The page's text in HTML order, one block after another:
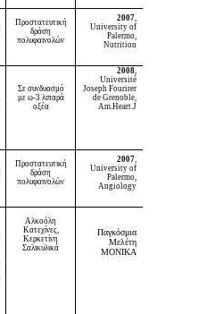
Προστατευτική
δράση
πολυφαινολών
2007,
University of
Palermo,
Nutrition
Σε συνδυασμό
με ω-3 λιπαρά
οξέα
2008,
Université
Joseph Fourirer
de Grenoble,
Am.Heart.J
Προστατευτική
δράση
πολυφαινολών
2007,
University of
Palermo,
Angiology
Αλκοόλη
Κατεχίνες,
Κερκετίνη
Σαλικυλικά
Παγκόσμια
Μελέτη
MONIKA